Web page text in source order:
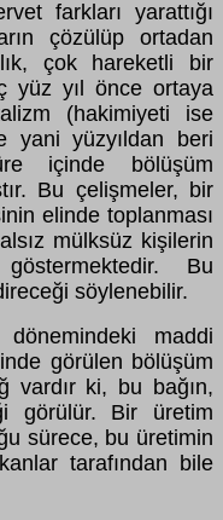
farkları yarattığı
çözülüp ortadan
çok hareketli bir
yüz yıl önce ortaya
(hakimiyeti ise
yani yüzyıldan beri
içinde bölüşüm
Bu çelişmeler, bir
elinde toplanması
mülksüz kişilerin
Bu
söylenebilir.
maddi
görülen bölüşüm
vardır ki, bu bağın,
görülür. Bir üretim
sürece, bu üretimin
tarafından bile